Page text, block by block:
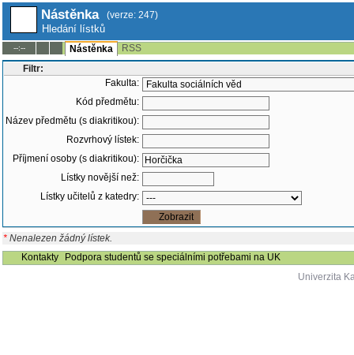
Nástěnka (verze: 247)
Hledání lístků
--:-- Nástěnka
RSS
Filtr:
Fakulta:
Kód předmětu:
Název předmětu (s diakritikou):
Rozvrhový lístek:
Příjmení osoby (s diakritikou):
Lístky novější než:
Lístky učitelů z katedry:
* Nenalezen žádný lístek.
Kontakty
Podpora studentů se speciálními potřebami na UK
Univerzita